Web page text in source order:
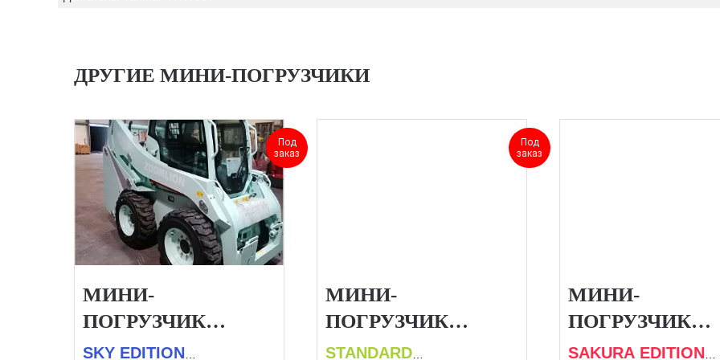
ДРУГИЕ МИНИ-ПОГРУЗЧИКИ
Под
заказ
МИНИ-
ПОГРУЗЧИК
ZOOMLION ZS080V
SKY EDITION
Под
заказ
МИНИ-
ПОГРУЗЧИК
ZOOMLION ZS080V
STANDARD
МИНИ-
ПОГРУЗЧИК
ZOOMLION
SAKURA EDITION